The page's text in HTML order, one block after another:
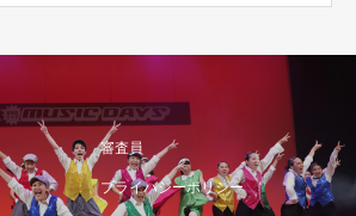
審査員
プライバシーポリシー